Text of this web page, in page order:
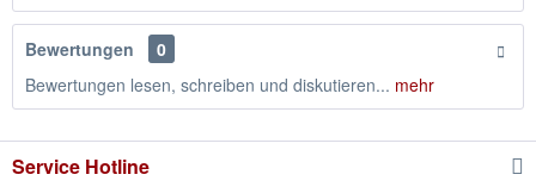
Bewertungen
0
Bewertungen lesen, schreiben und diskutieren... mehr
Service Hotline